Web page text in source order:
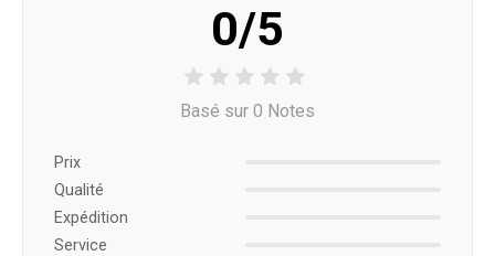
0/5
Basé sur 0 Notes
Prix ​​
Qualité
Expédition
Service